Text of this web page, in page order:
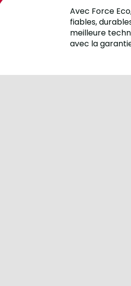
Avec Force
fiables,
meilleure
avec la